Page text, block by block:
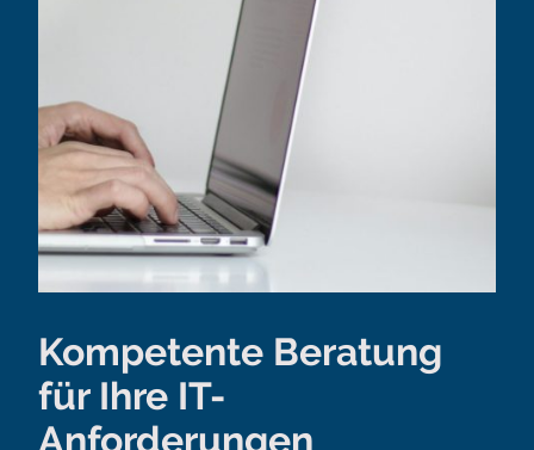
Kompetente Beratung
für Ihre IT-
Anforderungen